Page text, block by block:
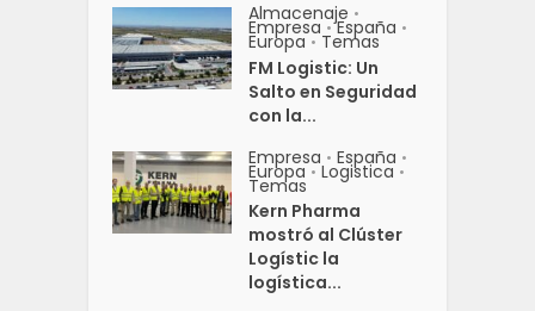
Almacenaje •
Empresa • España •
Europa • Temas
FM Logistic: Un
Salto en Seguridad
con la...
Empresa • España •
Europa • Logistica •
Temas
Kern Pharma
mostró al Clúster
Logístic la
logística...